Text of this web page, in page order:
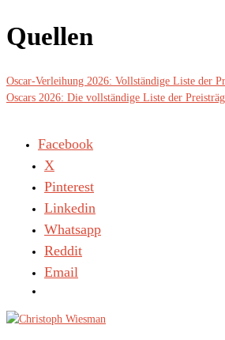
Quellen
Oscar-Verleihung 2026: Vollständige Liste der
Oscars 2026: Die vollständige Liste der
Facebook
X
Pinterest
Linkedin
Whatsapp
Reddit
Email